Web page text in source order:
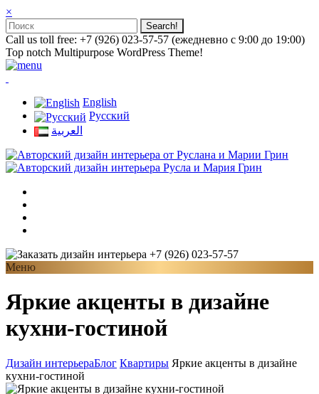
×
Call us toll free: +7 (926) 023-57-57 (ежедневно с 9:00 до 19:00)
Top notch Multipurpose WordPress Theme!
English
Русский
العربية
+7 (926) 023-57-57
Меню
Яркие акценты в дизайне
кухни-гостиной
Дизайн интерьераБлог Квартиры Яркие акценты в дизайне
кухни-гостиной